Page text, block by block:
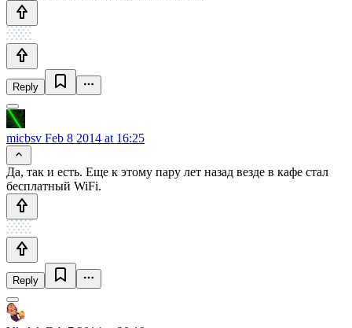
Reply
micbsv Feb 8 2014 at 16:25
Да, так и есть. Еще к этому пару лет назад везде в кафе стал
бесплатный WiFi.
Reply